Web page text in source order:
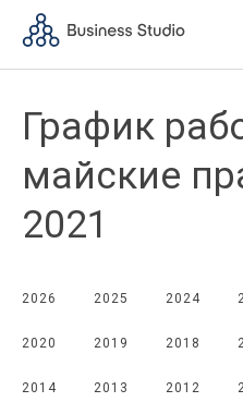
График
майские
2021
2026 2025 2024
2020 2019 2018
2014 2013 2012